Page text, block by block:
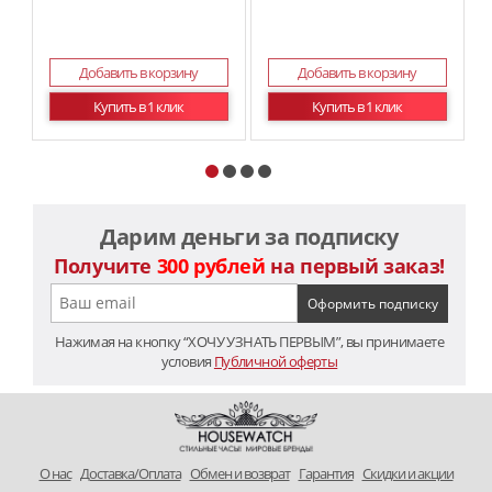
Добавить в корзину
Купить в 1 клик
Добавить в корзину
Купить в 1 клик
Дарим деньги за подписку
Получите 300 рублей на первый заказ!
Нажимая на кнопку “ХОЧУ УЗНАТЬ ПЕРВЫМ”, вы принимаете
условия Публичной оферты
O нас Доставка/Оплата Обмен и возврат Гарантия Скидки и акции